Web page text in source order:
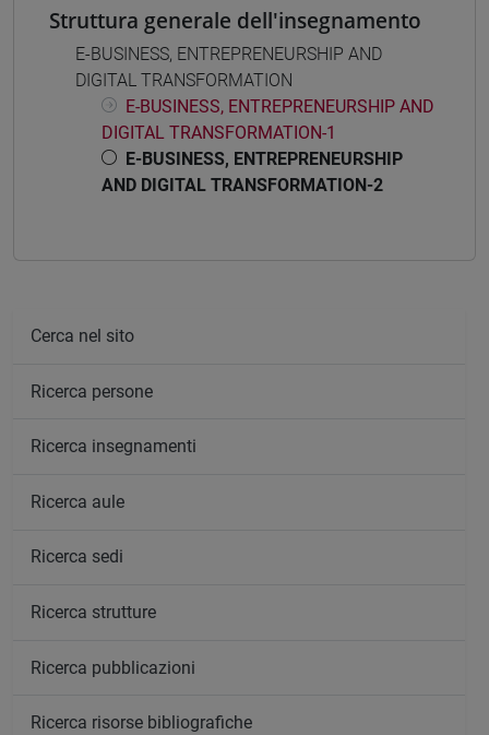
Struttura generale dell'insegnamento
E-BUSINESS, ENTREPRENEURSHIP AND
DIGITAL TRANSFORMATION
E-BUSINESS, ENTREPRENEURSHIP AND
DIGITAL TRANSFORMATION-1
E-BUSINESS, ENTREPRENEURSHIP
AND DIGITAL TRANSFORMATION-2
Cerca nel sito
Ricerca persone
Ricerca insegnamenti
Ricerca aule
Ricerca sedi
Ricerca strutture
Ricerca pubblicazioni
Ricerca risorse bibliografiche